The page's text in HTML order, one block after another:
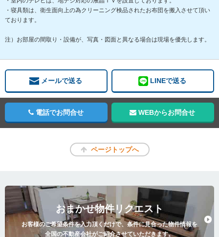
・寝具類は、衛生面向上の為クリーニング検品されたお布団を搬入させて頂い
ております。
注）お部屋の間取り・設備が、写真・図面と異なる場合は現場を優先します。
メールで送る LINEで送る
電話でお問合せ WEBからお問合せ
ページトップへ
おまかせ物件リクエスト
お客様のご希望条件を入力頂くだけで、条件に見合った物件情報を
全国の不動産会社がご紹介させていただきます。